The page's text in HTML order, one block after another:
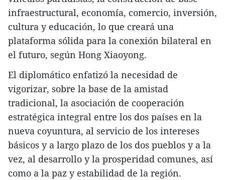
infraestructural, economía, comercio, inversión,
cultura y educación, lo que creará una
plataforma sólida para la conexión bilateral en
el futuro, según Hong Xiaoyong.
El diplomático enfatizó la necesidad de
vigorizar, sobre la base de la amistad
tradicional, la asociación de cooperación
estratégica integral entre los dos países en la
nueva coyuntura, al servicio de los intereses
básicos y a largo plazo de los dos pueblos y a la
vez, al desarrollo y la prosperidad comunes, así
como a la paz y estabilidad de la región.